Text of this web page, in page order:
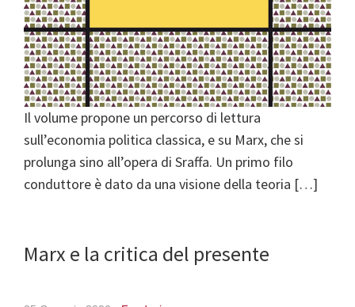
Il volume propone un percorso di lettura
sull’economia politica classica, e su Marx, che si
prolunga sino all’opera di Sraffa. Un primo filo
conduttore è dato da una visione della teoria […]
Marx e la critica del presente